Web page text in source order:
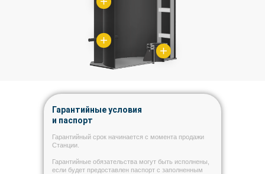
Гарантийные условия
и паспорт
Гарантийный срок начинается с момента продажи
Станции.
Гарантийные обязательства могут быть исполнены,
если будет предоставлен паспорт с заполненным